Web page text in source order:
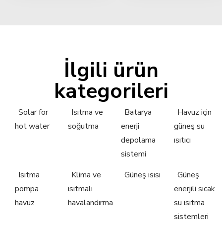
İlgili ürün
kategorileri
Solar for
hot water
Isıtma ve
soğutma
Batarya
enerji
depolama
sistemi
Havuz için
güneş su
ısıtıcı
Isıtma
pompa
havuz
Klima ve
ısıtmalı
havalandırma
Güneş ısısı
Güneş
enerjili sıcak
su ısıtma
sistemleri